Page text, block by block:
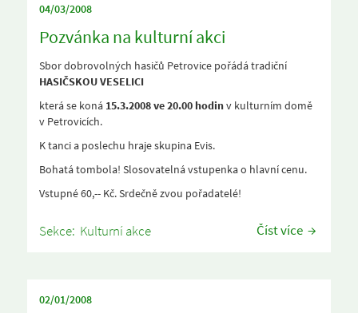
04/03/2008
Pozvánka na kulturní akci
Sbor dobrovolných hasičů Petrovice pořádá tradiční
HASIČSKOU VESELICI
která se koná 15.3.2008 ve 20.00 hodinv kulturním domě
v Petrovicích.
K tanci a poslechu hraje skupina Evis.
Bohatá tombola! Slosovatelná vstupenka o hlavní cenu.
Vstupné 60,-- Kč. Srdečně zvou pořadatelé!
Sekce: Kulturní akce Číst více
02/01/2008